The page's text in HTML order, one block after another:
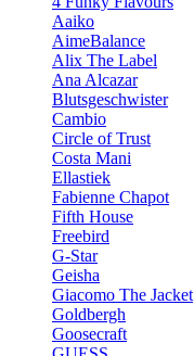
Aaiko
AimeBalance
Alix The Label
Ana Alcazar
Blutsgeschwister
Cambio
Circle of Trust
Costa Mani
Ellastiek
Fabienne Chapot
Fifth House
Freebird
G-Star
Geisha
Giacomo The Jacket
Goldbergh
Goosecraft